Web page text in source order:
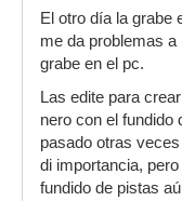
El otro día la grabe
me da problemas a
grabe en el pc.
Las edite para
nero con el fundido
pasado otras
di importancia,
fundido de pistas